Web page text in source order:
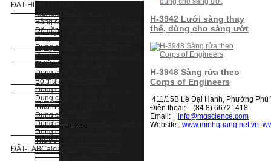
ĐẤT-HIỆN TRƯỜNG
Mũi khoan & Bộ khoan
Bảng so màu
Độ đồng đều đầm chặt, độ cứng
Đo giá trị điện môi
Dụng cụ thử độ thấm Guelph
Độ ẩmThiết bị thử xuyên, búa đôi
Thiết bị thử xuyên động
Dụng cụ thử xuyên bỏ túi
Bộ thử xuyên Proctor
Dụng cụ thử xuyên, vòng lực
Dụng cụ thử xuyên tĩnh
Thanh xuyên dò
Dụng cụ lấy mẫu
Dụng cụ thử cắt cánh
Dụng cụ thử thấm vòng đôi
Thước đo mực nước ngầm
ĐẤT-LABCalcium Carbonate
H-3942 Lưới sàng thay
thế, dùng cho sàng ướt
H-3948 Sàng rửa theo
Corps of Engineers
411/15B Lê Đại Hành, Phường Phú
Điện thoại: (84 8) 66721418
Email: info@mqscience.com
Website : www.minhquang.net.vn,